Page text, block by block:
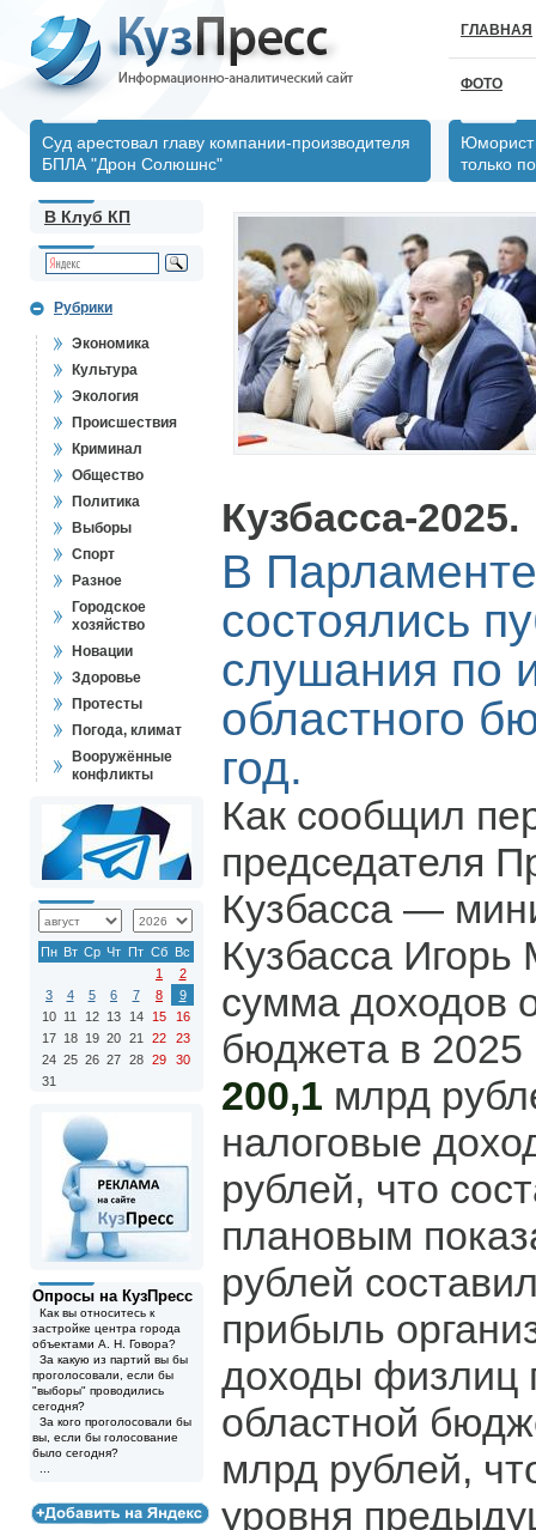
ГЛАВНАЯ
ФОТО
Суд арестовал главу компании-производителя
БПЛА "Дрон Солюшнс"
Юморист
только
В Клуб КП
Рубрики
Экономика
Культура
Экология
Происшествия
Криминал
Общество
Политика
Выборы
Спорт
Разное
Городское
хозяйство
Новации
Здоровье
Протесты
Погода, климат
Вооружённые
конфликты
Пн Вт Ср Чт Пт Сб Вс
1
2
3
4 5 6 7 8
9
10 11 12 13 14 15
16
17 18 19 20 21 22
23
24 25 26 27 28 29
30
31
Опросы на КузПресс
Как вы относитесь к
застройке центра города
объектами А. Н. Говора?
За какую из партий вы бы
проголосовали, если бы
"выборы" проводились
сегодня?
За кого проголосовали бы
вы, если бы голосование
было сегодня?
Кузбасса-2025.
В
состоялись
слушания по
областного
год.
Как сообщил
председателя
Кузбасса —
Кузбасса
сумма доходов
бюджета в 2025
200,1 млрд
налоговые
рублей, что
плановым
рублей
прибыль
доходы физлиц
областной
млрд рублей,
уровня